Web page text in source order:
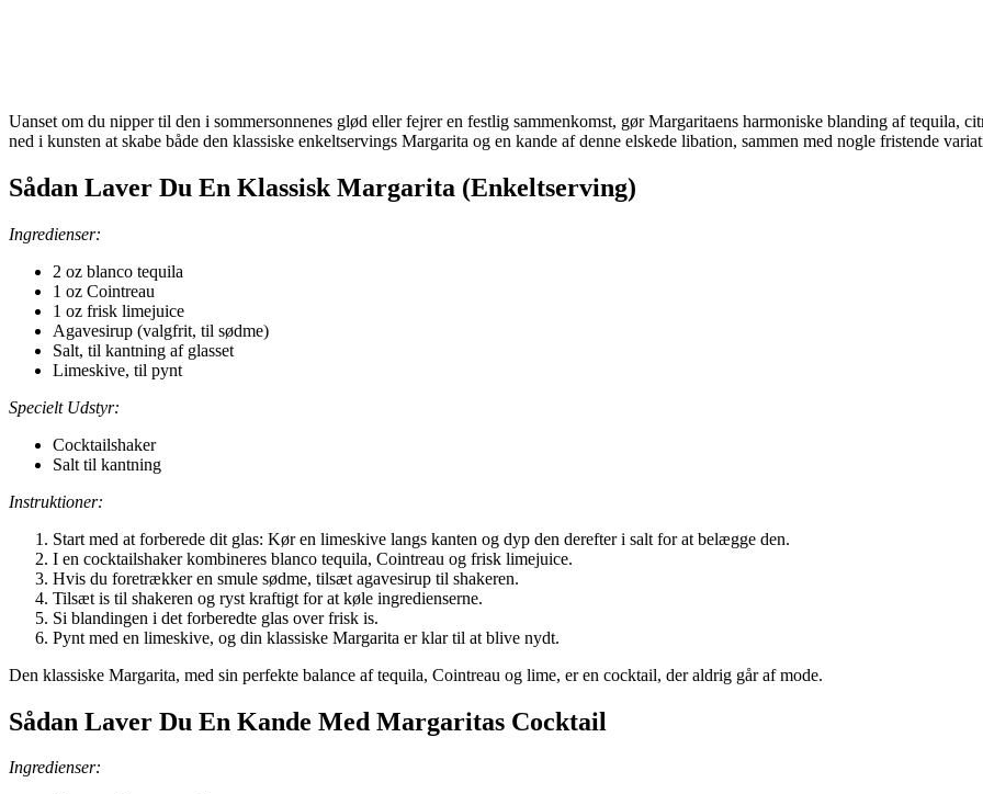
Uanset om du nipper til den i sommersonnenes glød eller fejrer en festlig sammenkomst, gør Margaritaens harmoniske blanding af
ned i kunsten at skabe både den klassiske enkeltservings Margarita og en kande af denne elskede libation, sammen med nogle fristende
Sådan Laver Du En Klassisk Margarita (Enkeltserving)
Ingredienser:
2 oz blanco tequila
1 oz Cointreau
1 oz frisk limejuice
Agavesirup (valgfrit, til sødme)
Salt, til kantning af glasset
Limeskive, til pynt
Specielt Udstyr:
Cocktailshaker
Salt til kantning
Instruktioner:
Start med at forberede dit glas: Kør en limeskive langs kanten og dyp den derefter i salt for at belægge den.
I en cocktailshaker kombineres blanco tequila, Cointreau og frisk limejuice.
Hvis du foretrækker en smule sødme, tilsæt agavesirup til shakeren.
Tilsæt is til shakeren og ryst kraftigt for at køle ingredienserne.
Si blandingen i det forberedte glas over frisk is.
Pynt med en limeskive, og din klassiske Margarita er klar til at blive nydt.
Den klassiske Margarita, med sin perfekte balance af tequila, Cointreau og lime, er en cocktail, der aldrig går af mode.
Sådan Laver Du En Kande Med Margaritas Cocktail
Ingredienser: